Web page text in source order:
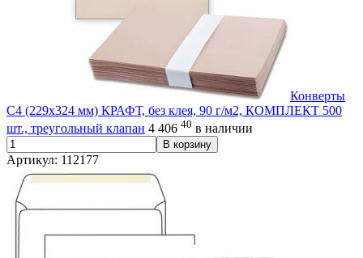
Конверты
С4 (229х324 мм) КРАФТ, без клея, 90 г/м2, КОМПЛЕКТ 500
шт., треугольный клапан 4 406 40 в наличии
В корзину
Артикул: 112177